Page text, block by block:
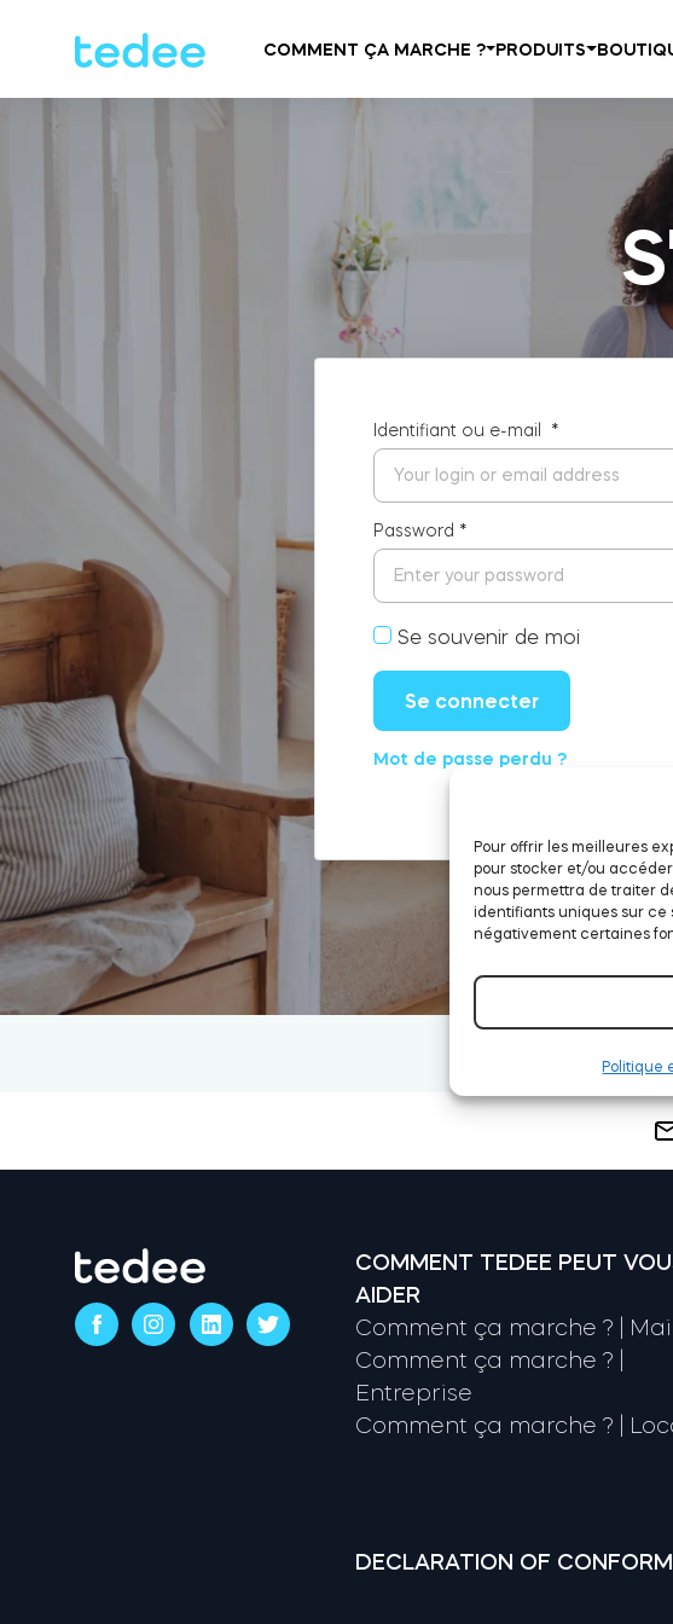
Pour offrir les meilleures
pour stocker et/ou
nous permettra de traiter
identifiants uniques sur ce
négativement certaines
Politique
COMMENT ÇA MARCHE ? PRODUITS
Identifiant ou e-mail *
Password *
Se souvenir de moi
Se connecter
Mot de passe perdu ?
COMMENT TEDEE PEUT
AIDER
Comment ça marche ? |
Comment ça marche ? |
Entreprise
Comment ça marche ? |
DECLARATION OF